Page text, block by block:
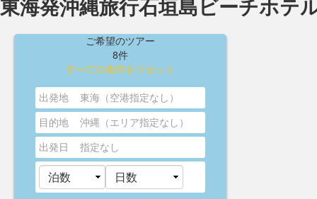
東海発沖縄旅行石垣島ビーチホテ
ご希望のツアー
8件
すべての条件をリセット
出発地
東海（空港指定なし）
目的地
沖縄（エリア指定なし）
出発日
指定なし